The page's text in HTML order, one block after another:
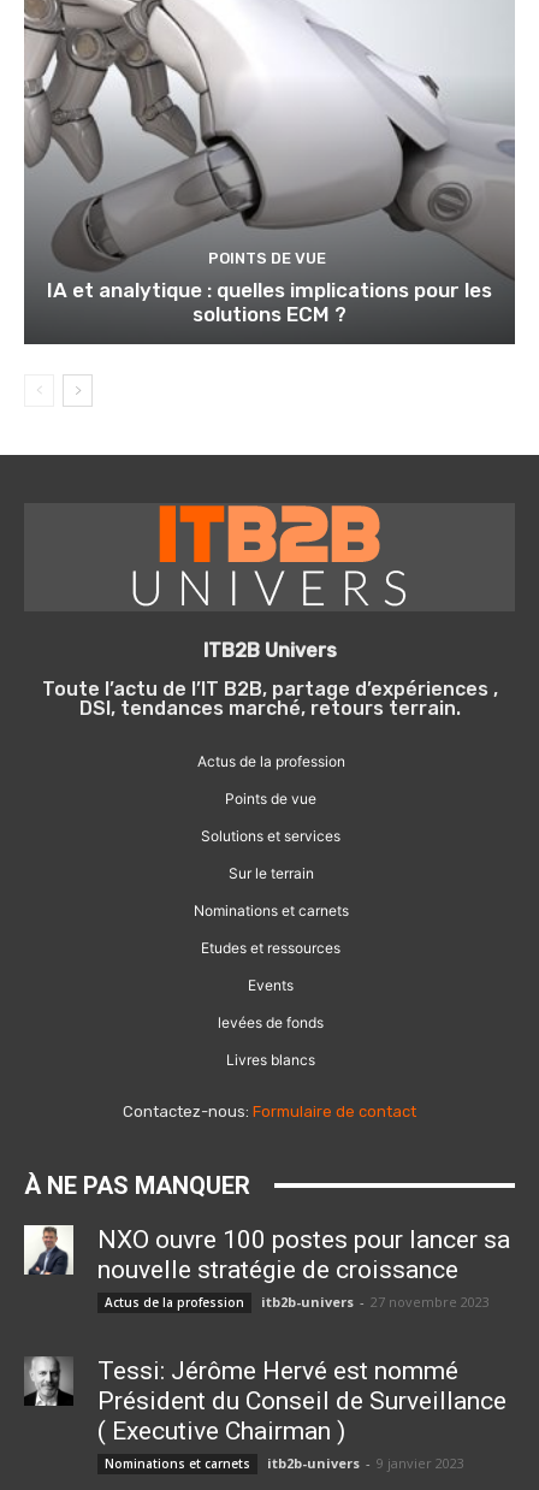
POINTS DE VUE
IA et analytique : quelles implications pour les
solutions ECM ?
ITB2B Univers
Toute l’actu de l’IT B2B, partage d’expériences ,
DSI, tendances marché, retours terrain.
Actus de la profession
Points de vue
Solutions et services
Sur le terrain
Nominations et carnets
Etudes et ressources
Events
levées de fonds
Livres blancs
Contactez-nous: Formulaire de contact
À NE PAS MANQUER
NXO ouvre 100 postes pour lancer sa
nouvelle stratégie de croissance
Actus de la profession itb2b-univers - 27 novembre 2023
Tessi: Jérôme Hervé est nommé
Président du Conseil de Surveillance
( Executive Chairman )
Nominations et carnets itb2b-univers - 9 janvier 2023